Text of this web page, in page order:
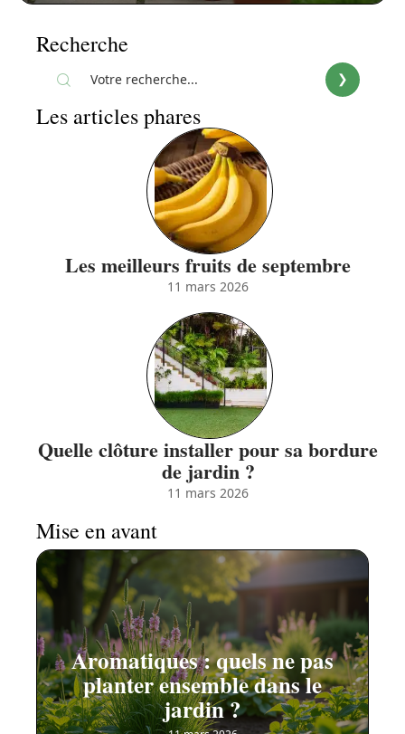
Recherche
Les articles phares
Les meilleurs fruits de septembre
11 mars 2026
Quelle clôture installer pour sa bordure
de jardin ?
11 mars 2026
Mise en avant
Aromatiques : quels ne pas
planter ensemble dans le
jardin ?